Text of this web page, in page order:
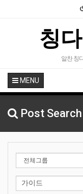
칭
알찬 칭
MENU
Post Search